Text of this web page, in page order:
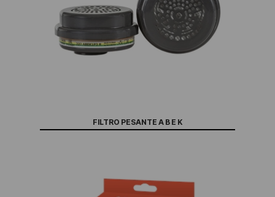
FILTRO PESANTE A B E K